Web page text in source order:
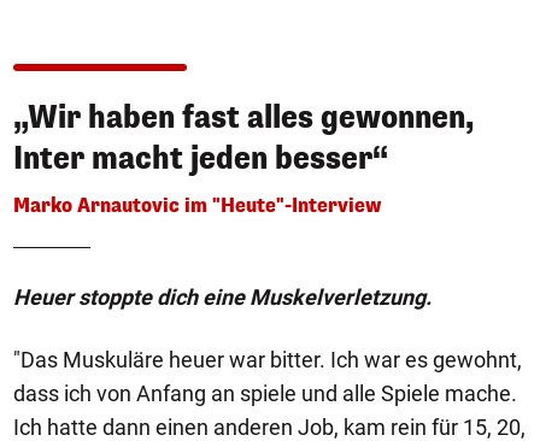
„Wir haben fast alles gewonnen,
Inter macht jeden besser“
Marko Arnautovic im "Heute"-Interview
Heuer stoppte dich eine Muskelverletzung.
"Das Muskuläre heuer war bitter. Ich war es gewohnt,
dass ich von Anfang an spiele und alle Spiele mache.
Ich hatte dann einen anderen Job, kam rein für 15, 20,